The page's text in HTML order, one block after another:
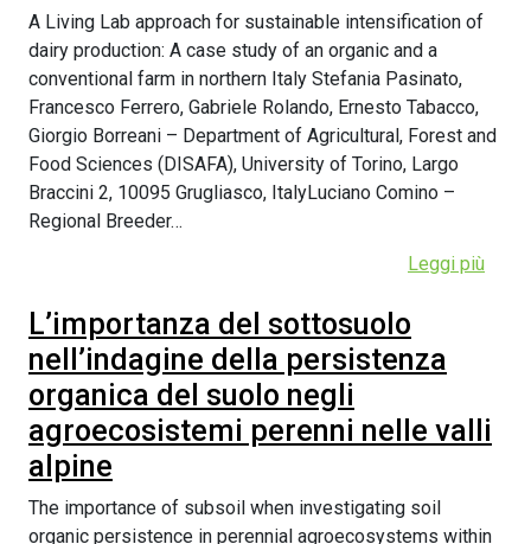
A Living Lab approach for sustainable intensification of
dairy production: A case study of an organic and a
conventional farm in northern Italy Stefania Pasinato,
Francesco Ferrero, Gabriele Rolando, Ernesto Tabacco,
Giorgio Borreani – Department of Agricultural, Forest and
Food Sciences (DISAFA), University of Torino, Largo
Braccini 2, 10095 Grugliasco, ItalyLuciano Comino –
Regional Breeder…
Leggi più
L’importanza del sottosuolo
nell’indagine della persistenza
organica del suolo negli
agroecosistemi perenni nelle valli
alpine
The importance of subsoil when investigating soil
organic persistence in perennial agroecosystems within